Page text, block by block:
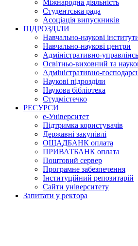
Міжнародна діяльність
Студентська рада
Асоціація випускників
ПІДРОЗДІЛИ
Навчально-наукові
Навчально-наукові центри
Адміністративно-
Освітньо-виховний та
Адміністративно-
Наукові підрозділи
Наукова бібліотека
Студмістечко
РЕСУРСИ
е-Університет
Підтримка користувачів
Державні закупівлі
ОЩАДБАНК оплата
ПРИВАТБАНК оплата
Поштовий сервер
Програмне забезпечення
Інституційний репозитарій
Сайти університету
Запитати у ректора